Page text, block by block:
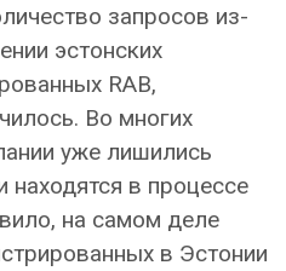
запросов из-
эстонских
RAB,
Во многих
уже лишились
находятся в процессе
на самом деле
в Эстонии